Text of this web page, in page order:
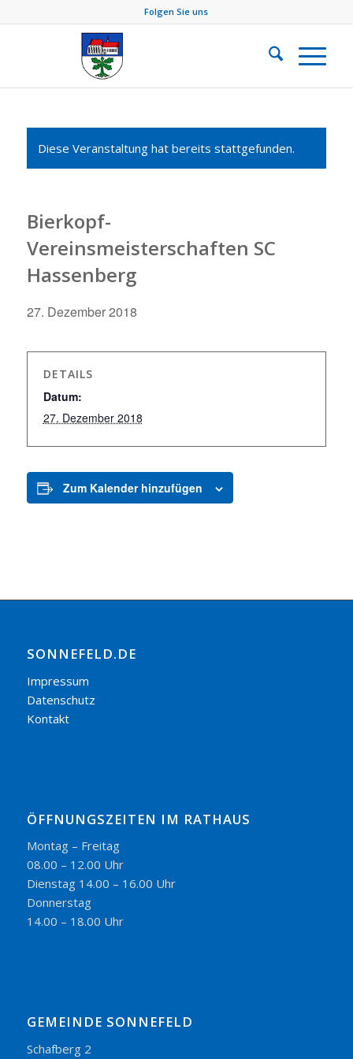
Folgen Sie uns
Diese Veranstaltung hat bereits stattgefunden.
Bierkopf-
Vereinsmeisterschaften SC
Hassenberg
27. Dezember 2018
DETAILS
Datum:
27. Dezember 2018
Zum Kalender hinzufügen
SONNEFELD.DE
Impressum
Datenschutz
Kontakt
ÖFFNUNGSZEITEN IM RATHAUS
Montag – Freitag
08.00 – 12.00 Uhr
Dienstag 14.00 – 16.00 Uhr
Donnerstag
14.00 – 18.00 Uhr
GEMEINDE SONNEFELD
Schafberg 2